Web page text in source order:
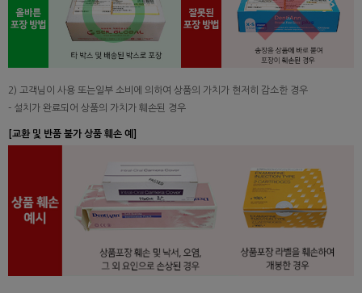
2) 고객님이 사용 또는일부 소비에 의하여 상품의 가치가 현저히 감소한 경우
- 설치가 완료되어 상품의 가치가 훼손된 경우
[교환 및 반품 불가 상품 훼손 예]